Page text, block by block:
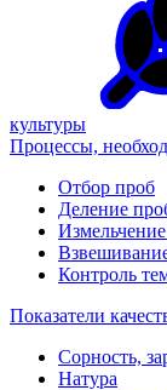
культуры
Процессы,
Отбор проб
Деление
Контроль
Показатели
Сорность,
Натура